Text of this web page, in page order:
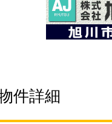
件詳細